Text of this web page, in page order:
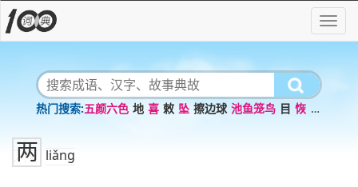
五颜六色 地 喜 敕 坠 擦边球 池鱼笼鸟 目 恢 断
两 liǎng